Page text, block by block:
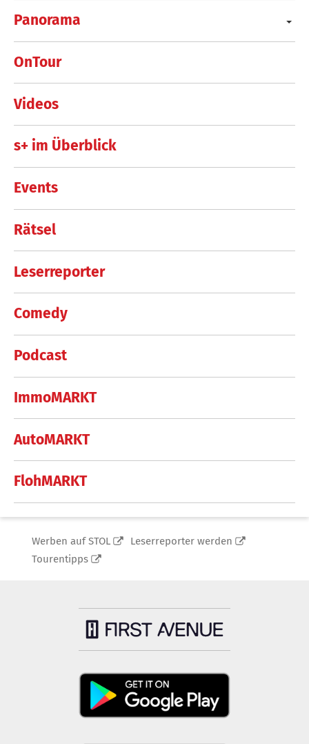
Panorama
OnTour
Videos
s+ im Überblick
Events
Rätsel
Leserreporter
Comedy
Podcast
ImmoMARKT
AutoMARKT
FlohMARKT
Werben auf STOL
Leserreporter werden
Tourentipps